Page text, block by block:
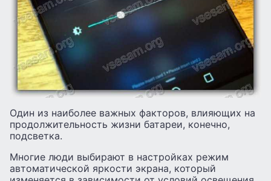
Один из наиболее важных факторов, влияющих на
продолжительность жизни батареи, конечно,
подсветка.
Многие люди выбирают в настройках режим
автоматической яркости экрана, который